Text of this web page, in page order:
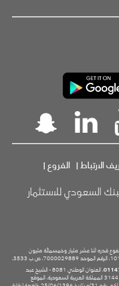
الارتباط| الفروع |
السعودي للاستثمار
قدره اثنا عشر مليار وخمسمائة مليون
) مسجلة بالسجل التجاري رقم 1010011570، الرقم الموحد 7000029889، ص.ب 3533،
، العنوان الوطني 8081 - الشيخ عبد
الرحمن بن حسن - الوزارات - المعذر وحدة رقم 2 الرياض: 12622 - 3144 المملكة العربية السعودية، الموقع